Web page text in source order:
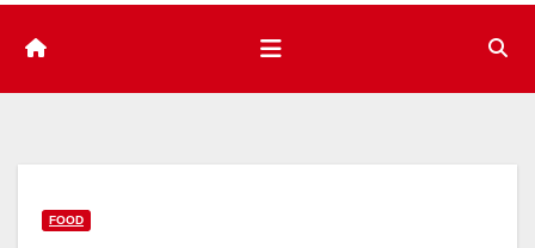
FOOD